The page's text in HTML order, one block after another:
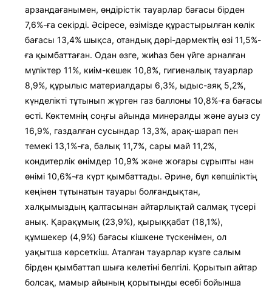
арзандағанымен, өндірістік тауарлар бағасы бірден
7,6%-ға секірді. Әсіресе, өзімізде құрастырылған көлік
бағасы 13,4% шықса, отандық дәрі-дәрмектің өзі 11,5%-
ға қымбаттаған. Одан өзге, жиһаз бен үйге арналған
мүліктер 11%, киім-кешек 10,8%, гигиеналық тауарлар
8,9%, құрылыс материалдары 6,3%, ыдыс-аяқ 5,2%,
күнделікті тұтынып жүрген газ баллоны 10,8%-ға бағасы
өсті. Көктемнің соңғы айында минералды және ауыз су
16,9%, газдалған сусындар 13,3%, арақ-шарап пен
темекі 13,1%-ға, балық 11,7%, сары май 11,2%,
кондитерлік өнімдер 10,9% және жоғары сұрыпты нан
өнімі 10,6%-ға күрт қымбаттады. Әрине, бұл көпшіліктің
кеңінен тұтынатын тауары болғандықтан,
халқымыздың қалтасынан айтарлықтай салмақ түсері
анық. Қарақұмық (23,9%), қырыққабат (18,1%),
құмшекер (4,9%) бағасы кішкене түскенімен, ол
уақытша көрсеткіш. Аталған тауарлар күзге салым
бірден қымбаттап шыға келетіні белгілі. Қорытып айтар
болсақ, мамыр айының қорытынды есебі бойынша